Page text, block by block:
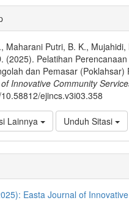
Maharani Putri, B. K.,
(2025). Pelatihan
dan Pemasar (Poklahsar)
Innovative Community
ejincs.v3i03.358
Lainnya Unduh Sitasi
Easta Journal of